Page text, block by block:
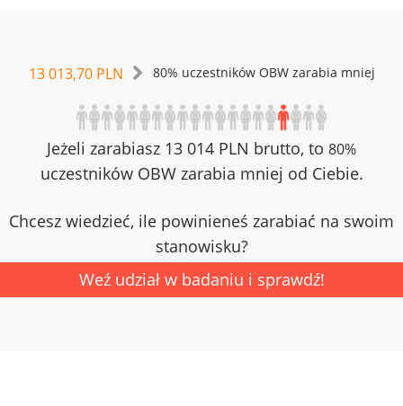
13 013,70 PLN 80% uczestników OBW zarabia mniej
Jeżeli zarabiasz 13 014 PLN brutto, to 80%
uczestników OBW zarabia mniej od Ciebie.
Chcesz wiedzieć, ile powinieneś zarabiać na swoim
stanowisku?
Weź udział w badaniu i sprawdź!